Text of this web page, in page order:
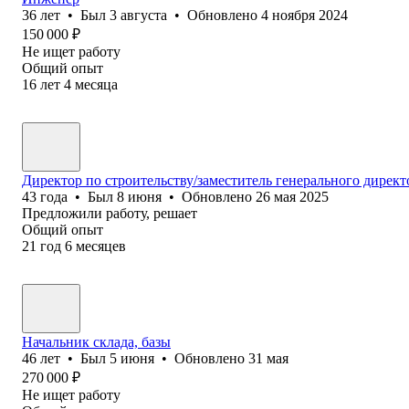
36 лет • Был 3 августа • Обновлено 4 ноября 2024
150 000 ₽
Не ищет работу
Общий опыт
16 лет 4 месяца
Директор по строительству/заместитель генерального
43 года • Был 8 июня • Обновлено 26 мая 2025
Предложили работу, решает
Общий опыт
21 год 6 месяцев
Начальник склада, базы
46 лет • Был 5 июня • Обновлено 31 мая
270 000 ₽
Не ищет работу